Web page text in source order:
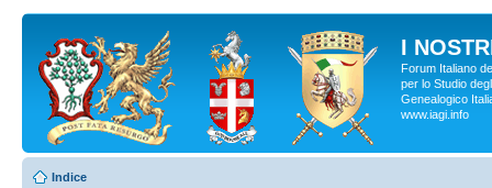
I
Forum Italiano
per lo Studio
Genealogico
www.iagi.info
Indice